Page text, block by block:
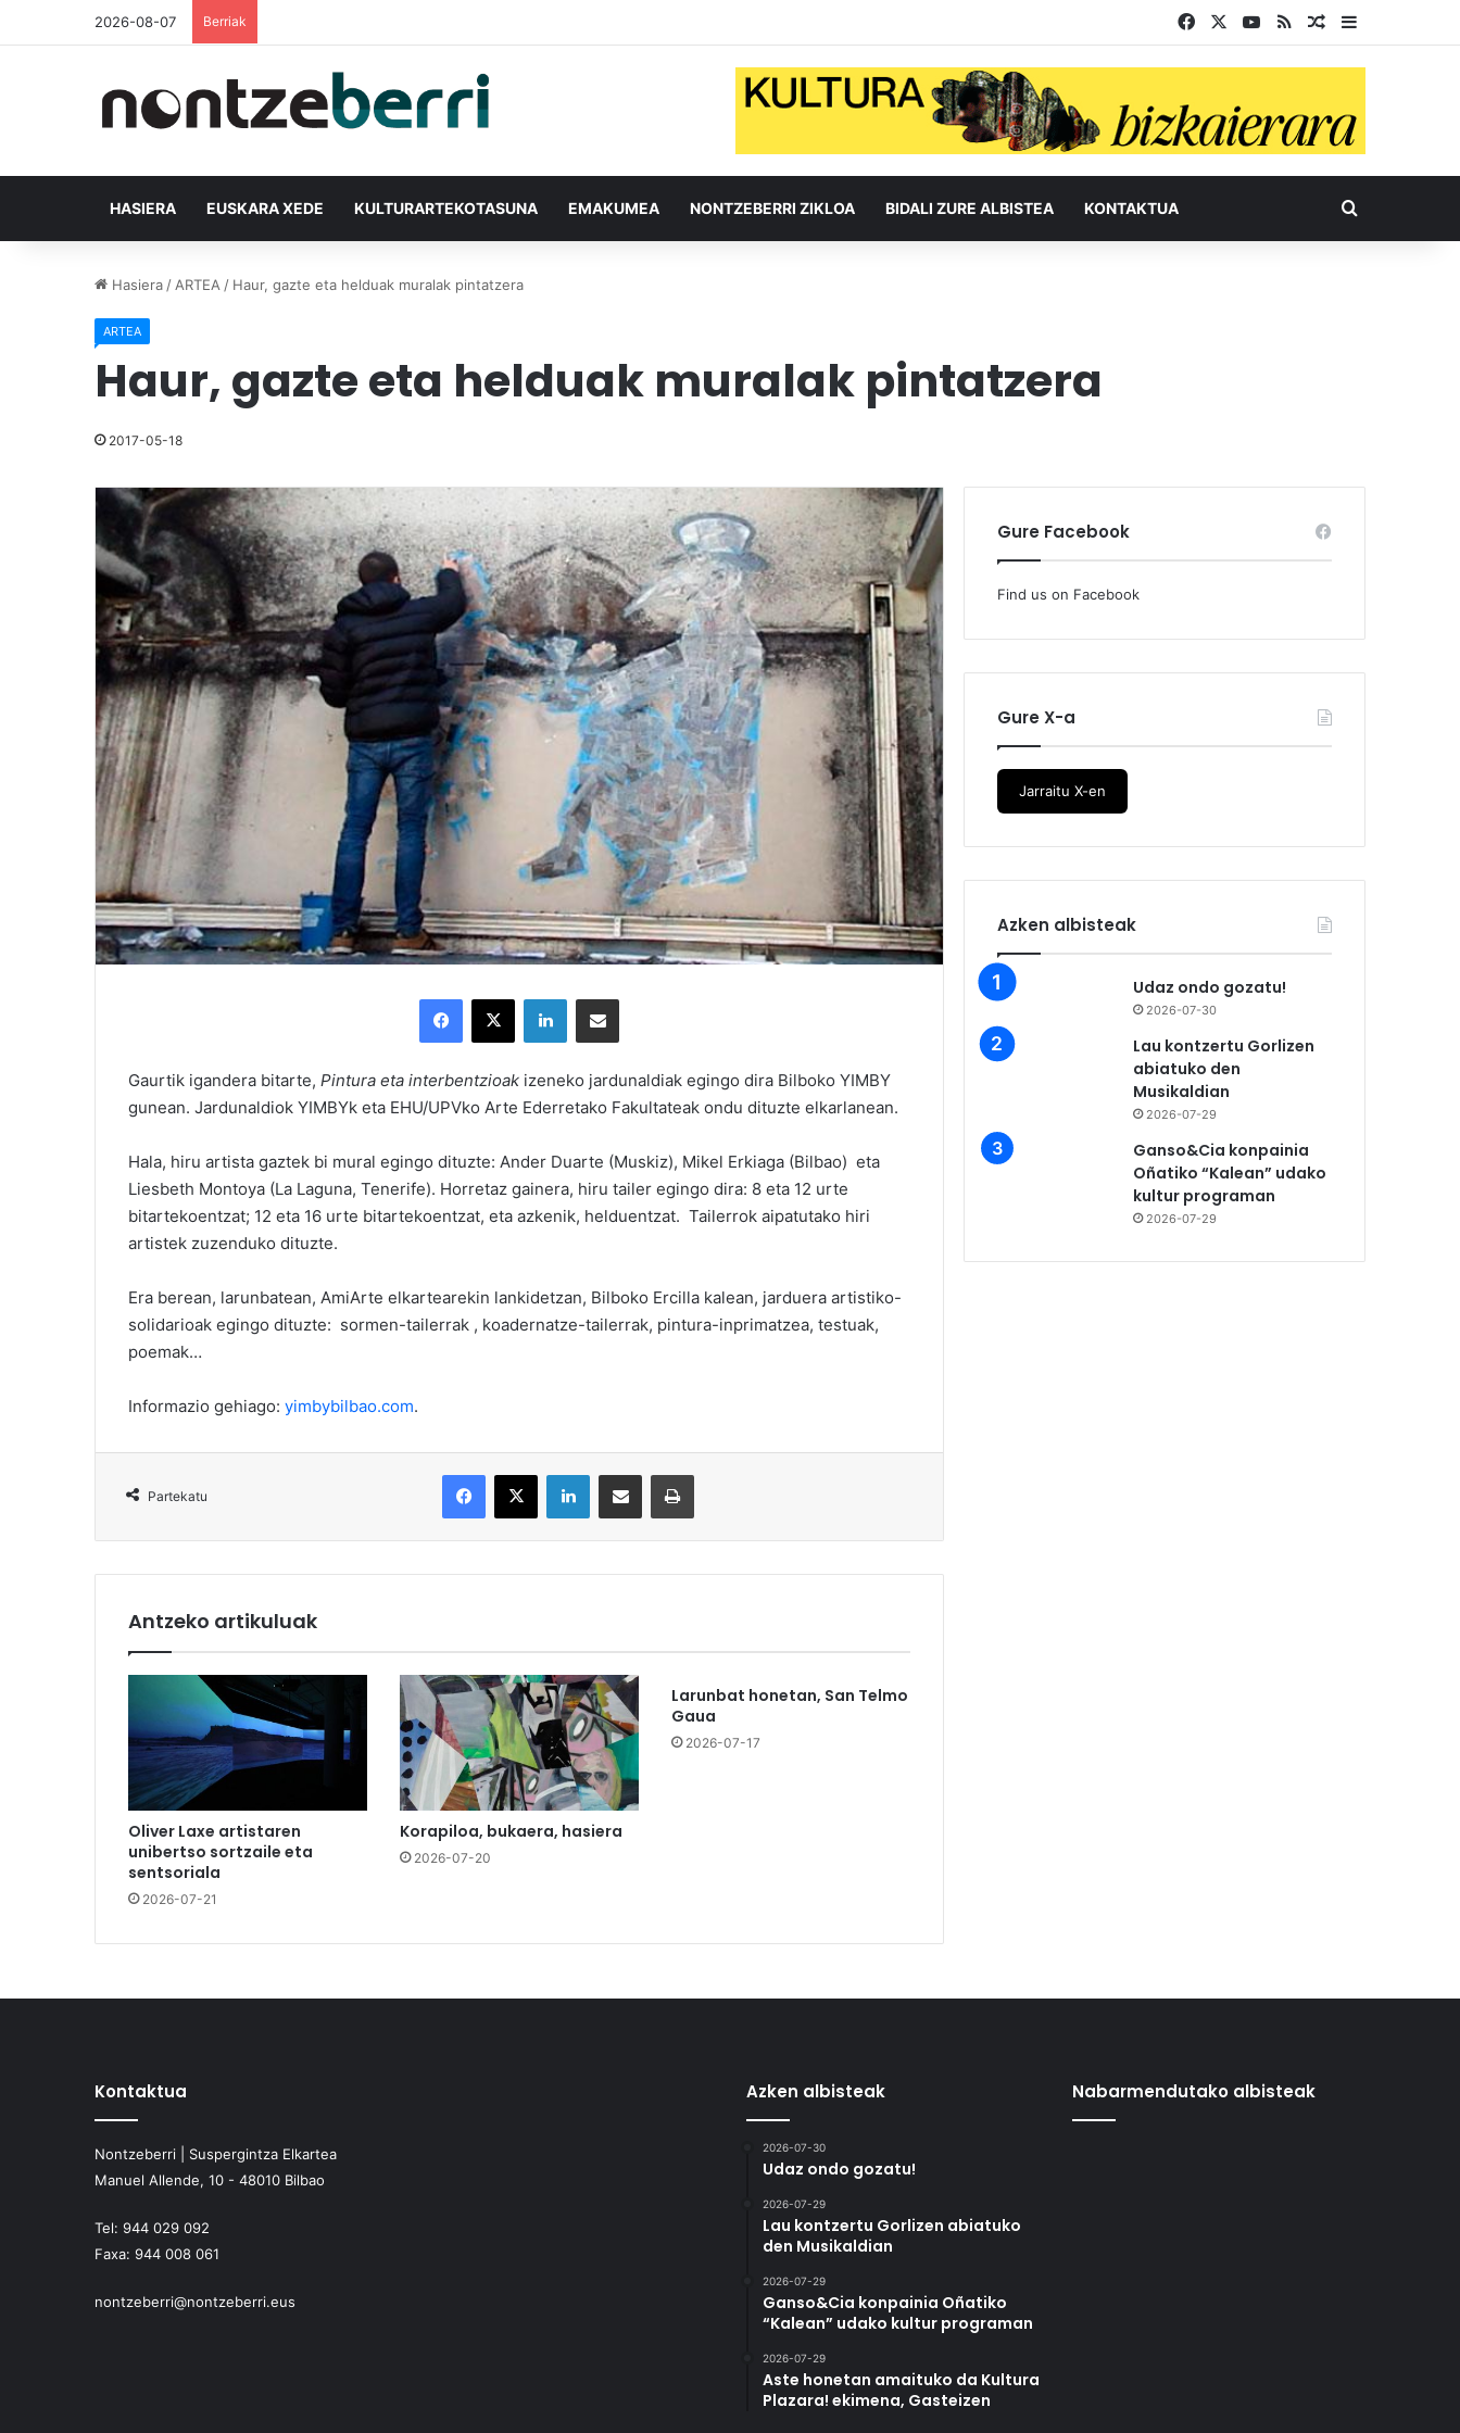
2026-08-07 Berriak Facebook YouTube
RSS Ausazko
HASIERA EUSKARA XEDE KULTURARTEKOTASUNA EMAKUMEA NONTZEBERRI ZIKLOA BIDALI ZURE ALBISTEA KONTAKTUA Bilatu
Hasiera / ARTEA / Haur, gazte eta helduak muralak pintatzera
ARTEA
Haur, gazte eta helduak muralak pintatzera
2017-05-18
Gaurtik igandera bitarte, Pintura eta interbentzioak izeneko jardunaldiak egingo dira Bilboko YIMBY
gunean. Jardunaldiok YIMBYk eta EHU/UPVko Arte Ederretako Fakultateak ondu dituzte elkarlanean.
Hala, hiru artista gaztek bi mural egingo dituzte: Ander Duarte (Muskiz), Mikel Erkiaga (Bilbao) eta
Liesbeth Montoya (La Laguna, Tenerife). Horretaz gainera, hiru tailer egingo dira: 8 eta 12 urte
bitartekoentzat; 12 eta 16 urte bitartekoentzat, eta azkenik, helduentzat. Tailerrok aipatutako hiri
artistek zuzenduko dituzte.
Era berean, larunbatean, AmiArte elkartearekin lankidetzan, Bilboko Ercilla kalean, jarduera artistiko-
solidarioak egingo dituzte: sormen-tailerrak , koadernatze-tailerrak, pintura-inprimatzea, testuak,
poemak…
Informazio gehiago: yimbybilbao.com.
Partekatu
Antzeko artikuluak
Oliver Laxe artistaren
unibertso sortzaile eta
sentsoriala
2026-07-21
Korapiloa, bukaera, hasiera
2026-07-20
Larunbat honetan, San Telmo
Gaua
2026-07-17
Gure Facebook
Find us on Facebook
Gure X-a
Jarraitu X-en
Azken albisteak
Udaz ondo gozatu!
2026-07-30
Lau kontzertu Gorlizen
abiatuko den
Musikaldian
2026-07-29
Ganso&Cia konpainia
Oñatiko “Kalean” udako
kultur programan
2026-07-29
Kontaktua
Nontzeberri | Suspergintza Elkartea
Manuel Allende, 10 - 48010 Bilbao
Tel: 944 029 092
Faxa: 944 008 061
nontzeberri@nontzeberri.eus
Azken albisteak
2026-07-30
Udaz ondo gozatu!
2026-07-29
Lau kontzertu Gorlizen abiatuko
den Musikaldian
2026-07-29
Ganso&Cia konpainia Oñatiko
“Kalean” udako kultur programan
2026-07-29
Aste honetan amaituko da Kultura
Plazara! ekimena, Gasteizen
Nabarmendutako albisteak